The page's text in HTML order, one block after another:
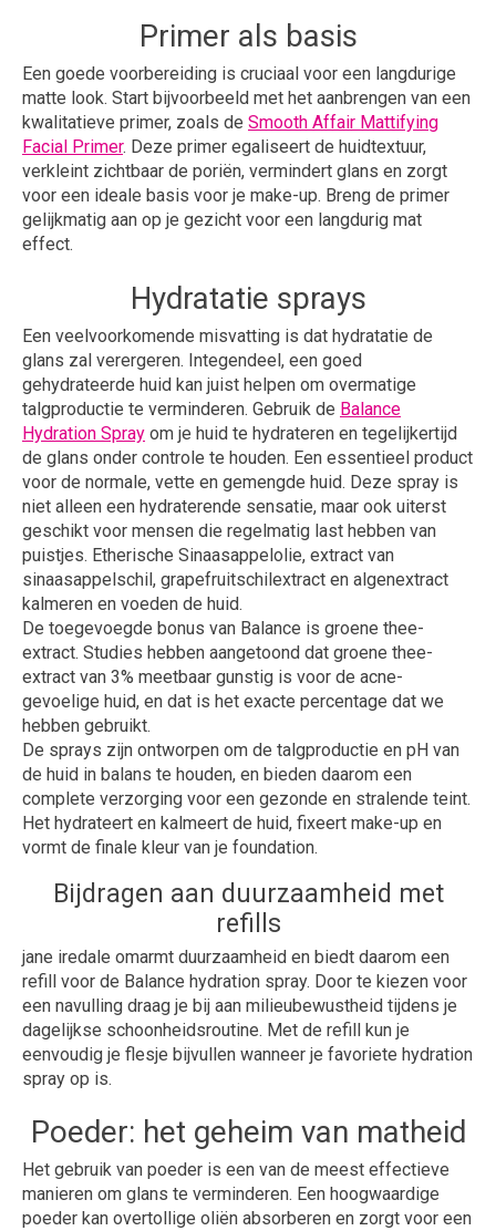
Primer als basis
Een goede voorbereiding is cruciaal voor een langdurige
matte look. Start bijvoorbeeld met het aanbrengen van een
kwalitatieve primer, zoals de Smooth Affair Mattifying
Facial Primer. Deze primer egaliseert de huidtextuur,
verkleint zichtbaar de poriën, vermindert glans en zorgt
voor een ideale basis voor je make-up. Breng de primer
gelijkmatig aan op je gezicht voor een langdurig mat
effect.
Hydratatie sprays
Een veelvoorkomende misvatting is dat hydratatie de
glans zal verergeren. Integendeel, een goed
gehydrateerde huid kan juist helpen om overmatige
talgproductie te verminderen. Gebruik de Balance
Hydration Spray om je huid te hydrateren en tegelijkertijd
de glans onder controle te houden. Een essentieel product
voor de normale, vette en gemengde huid. Deze spray is
niet alleen een hydraterende sensatie, maar ook uiterst
geschikt voor mensen die regelmatig last hebben van
puistjes. Etherische Sinaasappelolie, extract van
sinaasappelschil, grapefruitschilextract en algenextract
kalmeren en voeden de huid.
De toegevoegde bonus van Balance is groene thee-
extract. Studies hebben aangetoond dat groene thee-
extract van 3% meetbaar gunstig is voor de acne-
gevoelige huid, en dat is het exacte percentage dat we
hebben gebruikt.
De sprays zijn ontworpen om de talgproductie en pH van
de huid in balans te houden, en bieden daarom een
complete verzorging voor een gezonde en stralende teint.
Het hydrateert en kalmeert de huid, fixeert make-up en
vormt de finale kleur van je foundation.
Bijdragen aan duurzaamheid met
refills
jane iredale omarmt duurzaamheid en biedt daarom een
refill voor de Balance hydration spray. Door te kiezen voor
een navulling draag je bij aan milieubewustheid tijdens je
dagelijkse schoonheidsroutine. Met de refill kun je
eenvoudig je flesje bijvullen wanneer je favoriete hydration
spray op is.
Poeder: het geheim van matheid
Het gebruik van poeder is een van de meest effectieve
manieren om glans te verminderen. Een hoogwaardige
poeder kan overtollige oliën absorberen en zorgt voor een